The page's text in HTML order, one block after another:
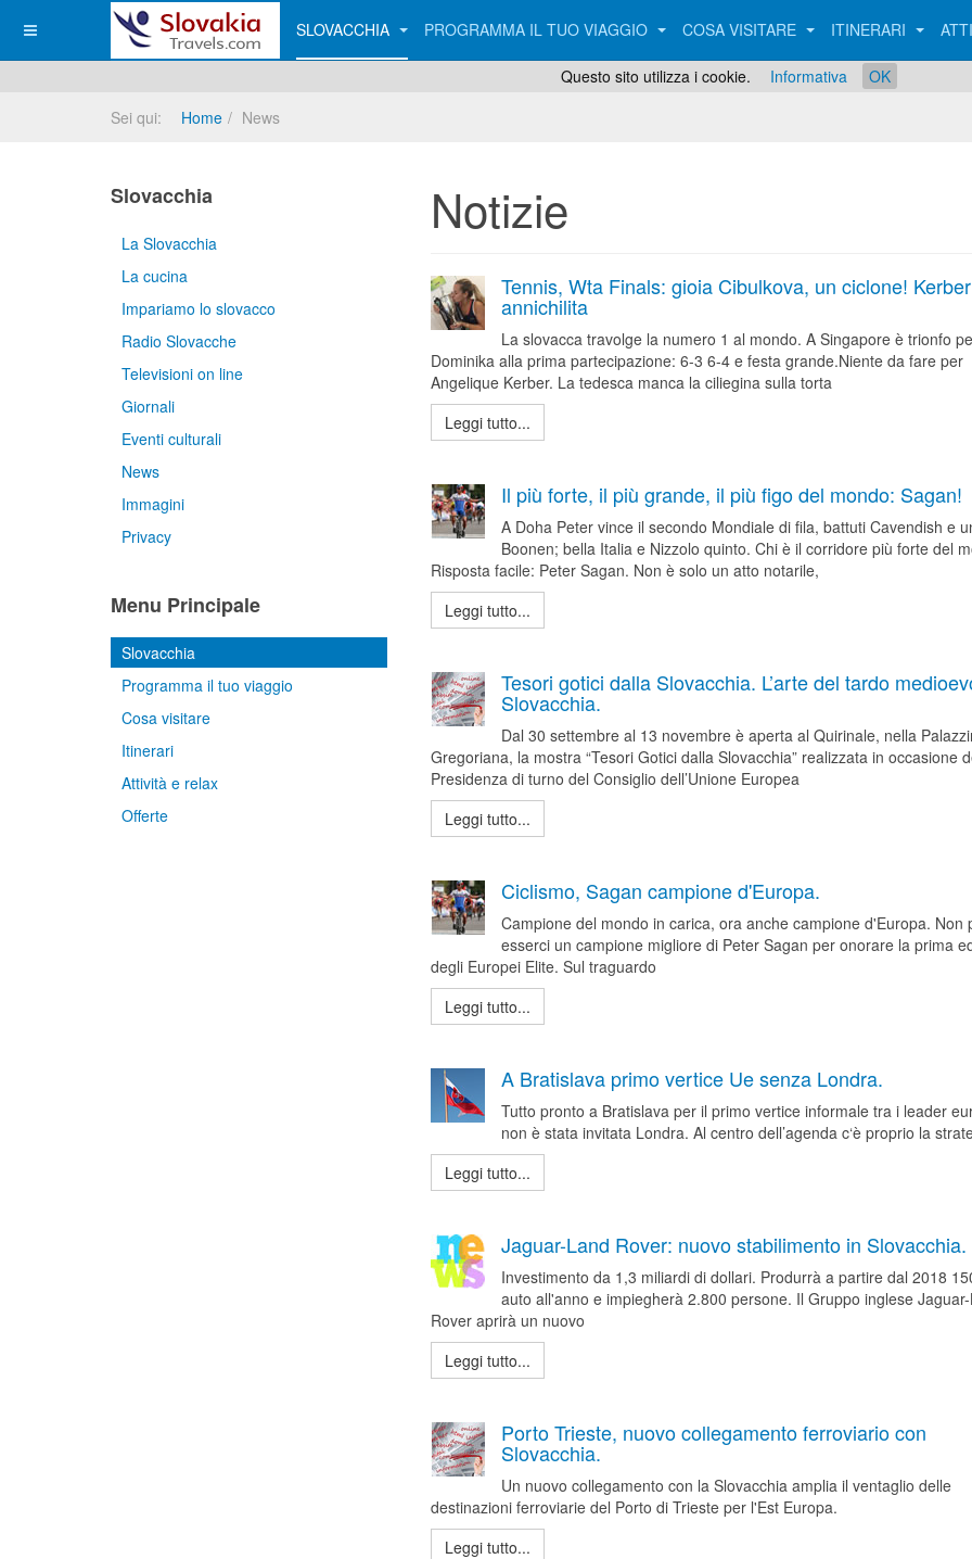
Questo sito utilizza i cookie. Informativa OK
SLOVACCHIA PROGRAMMA IL TUO VIAGGIO COSA VISITARE ITINERARI
Sei qui: Home News
Notizie
Tennis, Wta Finals: gioia Cibulkova, un ciclone! Kerber
annichilita
La slovacca travolge la numero 1 al mondo. A Singapore è trionfo
Dominika alla prima partecipazione: 6-3 6-4 e festa grande.Niente da fare per
Angelique Kerber. La tedesca manca la ciliegina sulla torta
Leggi tutto...
Il più forte, il più grande, il più figo del mondo: Sagan!
A Doha Peter vince il secondo Mondiale di fila, battuti Cavendish e
Boonen; bella Italia e Nizzolo quinto. Chi è il corridore più forte del
Risposta facile: Peter Sagan. Non è solo un atto notarile,
Leggi tutto...
Tesori gotici dalla Slovacchia. L’arte del tardo
Slovacchia.
Dal 30 settembre al 13 novembre è aperta al Quirinale, nella
Gregoriana, la mostra “Tesori Gotici dalla Slovacchia” realizzata in occasione
Presidenza di turno del Consiglio dell’Unione Europea
Leggi tutto...
Ciclismo, Sagan campione d'Europa.
Campione del mondo in carica, ora anche campione d'Europa. Non
esserci un campione migliore di Peter Sagan per onorare la prima
degli Europei Elite. Sul traguardo
Leggi tutto...
A Bratislava primo vertice Ue senza Londra.
Tutto pronto a Bratislava per il primo vertice informale tra i leader
non è stata invitata Londra. Al centro dell’agenda c‘è proprio la
Leggi tutto...
Jaguar-Land Rover: nuovo stabilimento in Slovacchia.
Investimento da 1,3 miliardi di dollari. Produrrà a partire dal 2018
auto all'anno e impiegherà 2.800 persone. Il Gruppo inglese
Rover aprirà un nuovo
Leggi tutto...
Porto Trieste, nuovo collegamento ferroviario con
Slovacchia.
Un nuovo collegamento con la Slovacchia amplia il ventaglio delle
destinazioni ferroviarie del Porto di Trieste per l'Est Europa.
Leggi tutto...
Slovacchia
La Slovacchia
La cucina
Impariamo lo slovacco
Radio Slovacche
Televisioni on line
Giornali
Eventi culturali
News
Immagini
Privacy
Menu Principale
Slovacchia
Programma il tuo viaggio
Cosa visitare
Itinerari
Attività e relax
Offerte